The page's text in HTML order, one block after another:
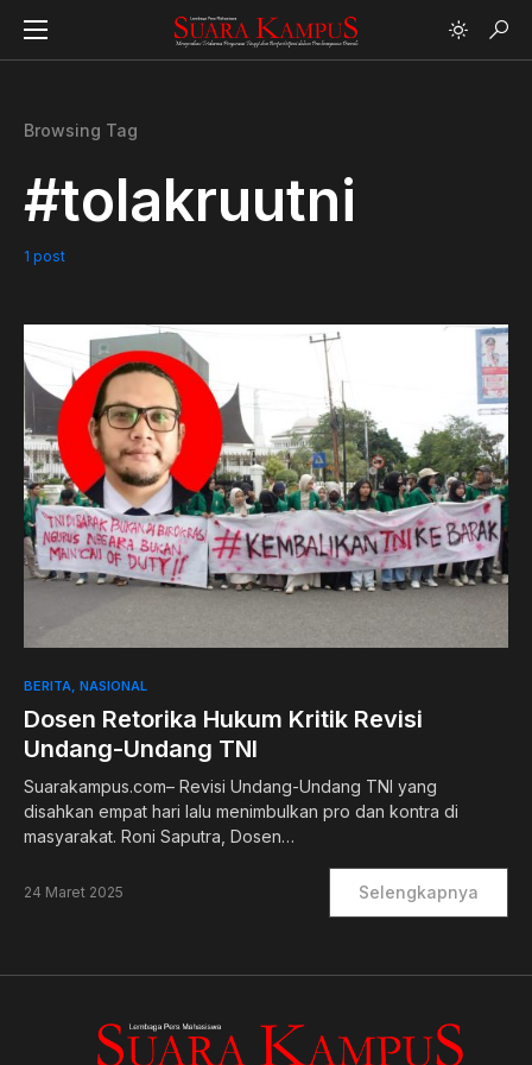
Browsing Tag
#tolakruutni
1 post
BERITA NASIONAL
Dosen Retorika Hukum Kritik Revisi
Undang-Undang TNI
Suarakampus.com– Revisi Undang-Undang TNI yang
disahkan empat hari lalu menimbulkan pro dan kontra di
masyarakat. Roni Saputra, Dosen…
24 Maret 2025 Selengkapnya